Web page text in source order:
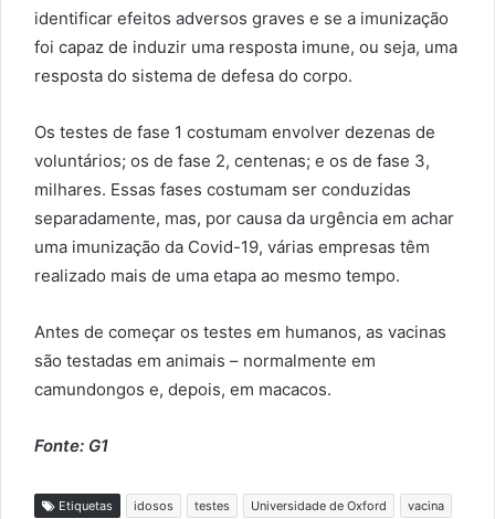
identificar efeitos adversos graves e se a imunização
foi capaz de induzir uma resposta imune, ou seja, uma
resposta do sistema de defesa do corpo.
Os testes de fase 1 costumam envolver dezenas de
voluntários; os de fase 2, centenas; e os de fase 3,
milhares. Essas fases costumam ser conduzidas
separadamente, mas, por causa da urgência em achar
uma imunização da Covid-19, várias empresas têm
realizado mais de uma etapa ao mesmo tempo.
Antes de começar os testes em humanos, as vacinas
são testadas em animais – normalmente em
camundongos e, depois, em macacos.
Fonte: G1
Etiquetas idosos testes Universidade de Oxford vacina